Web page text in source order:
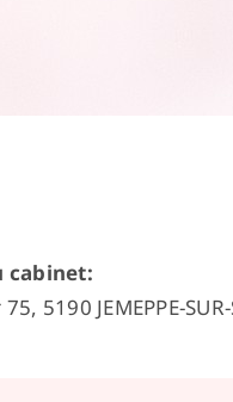
cabinet:
5190 JEMEPPE-